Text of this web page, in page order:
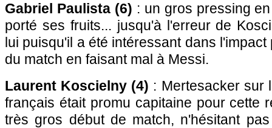
Gabriel Paulista (6) : un gros pressing
porté ses fruits... jusqu'à l'erreur de
lui puisqu'il a été intéressant dans
du match en faisant mal à Messi.
Laurent Koscielny (4) : Mertesacker sur
français était promu capitaine pour cette
très gros début de match, n'hésitant